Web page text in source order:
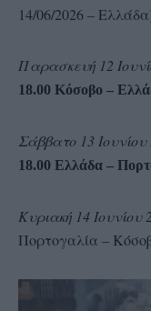
14/06/2026 –
Παρασκευή 12
18.00 Κόσοβο –
Σάββατο 13 Ιουνίου
18.00 Ελλάδα –
Κυριακή 14 Ιουνίου
Πορτογαλία –